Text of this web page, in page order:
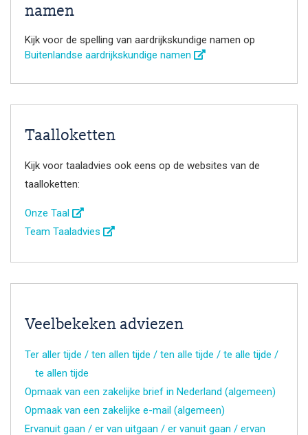
namen
Kijk voor de spelling van aardrijkskundige namen op
Buitenlandse aardrijkskundige namen
Taalloketten
Kijk voor taaladvies ook eens op de websites van de
taalloketten:
Onze Taal
Team Taaladvies
Veelbekeken adviezen
Ter aller tijde / ten allen tijde / ten alle tijde / te alle tijde /
te allen tijde
Opmaak van een zakelijke brief in Nederland (algemeen)
Opmaak van een zakelijke e-mail (algemeen)
Ervanuit gaan / er van uitgaan / er vanuit gaan / ervan